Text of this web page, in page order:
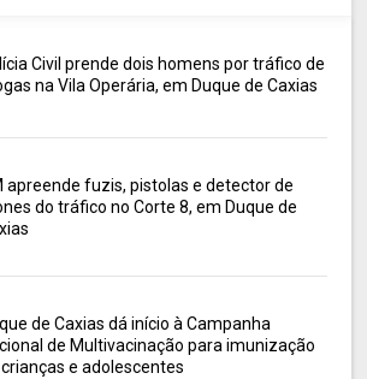
Civil prende dois homens por tráfico de
na Vila Operária, em Duque de Caxias
apreende fuzis, pistolas e detector de
do tráfico no Corte 8, em Duque de
de Caxias dá início à Campanha
de Multivacinação para imunização
e adolescentes